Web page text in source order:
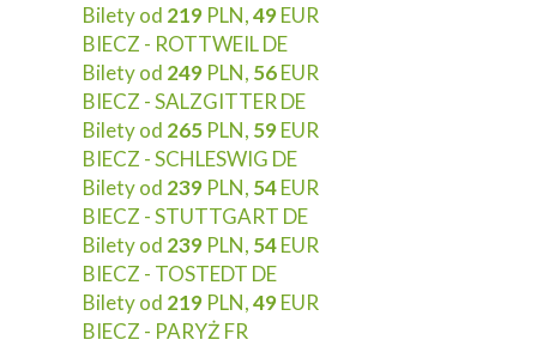
Bilety od 219 PLN,49EUR
BIECZ - ROTTWEIL DE
Bilety od 249 PLN, 56EUR
BIECZ - SALZGITTER DE
Bilety od 265 PLN, 59EUR
BIECZ - SCHLESWIG DE
Bilety od 239 PLN, 54EUR
BIECZ - STUTTGART DE
Bilety od 239 PLN, 54EUR
BIECZ - TOSTEDT DE
Bilety od 219 PLN,49EUR
BIECZ - PARYŻ FR